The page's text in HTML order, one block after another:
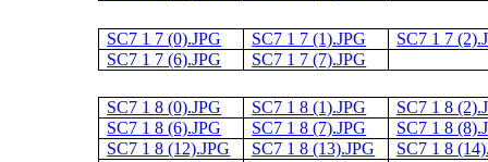
SC7 1 7 (0).JPG SC7 1 7 (1).JPG
SC7 1 7
SC7 1 7 (6).JPG
SC7 1 7 (7).JPG
SC7 1 8 (0).JPG SC7 1 8 (1).JPG
SC7 1 8
SC7 1 8 (6).JPG
SC7 1 8 (7).JPG
SC7 1 8
SC7 1 8 (12).JPG
SC7 1 8 (13).JPG
SC7 1 8